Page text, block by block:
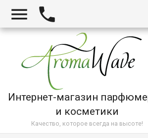
Интернет-магазин
и косметики
Качество, которое всегда на высоте!